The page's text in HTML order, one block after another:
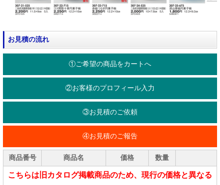
お見積の流れ
①ご希望の商品をカートへ
②お客様のプロフィール入力
③お見積のご依頼
④お見積のご報告
商品番号 商品名 価格 数量
こちらは旧カタログ掲載商品のため、現行の価格と異なる